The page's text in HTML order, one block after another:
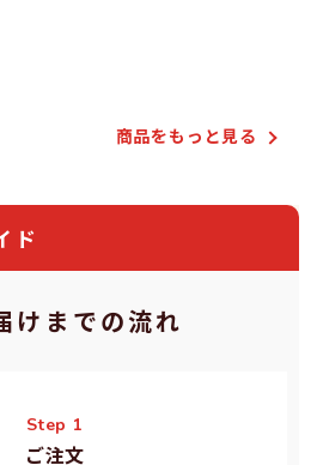
商品をもっと⾒る
ド
けまでの流れ
Step 1
ご注⽂